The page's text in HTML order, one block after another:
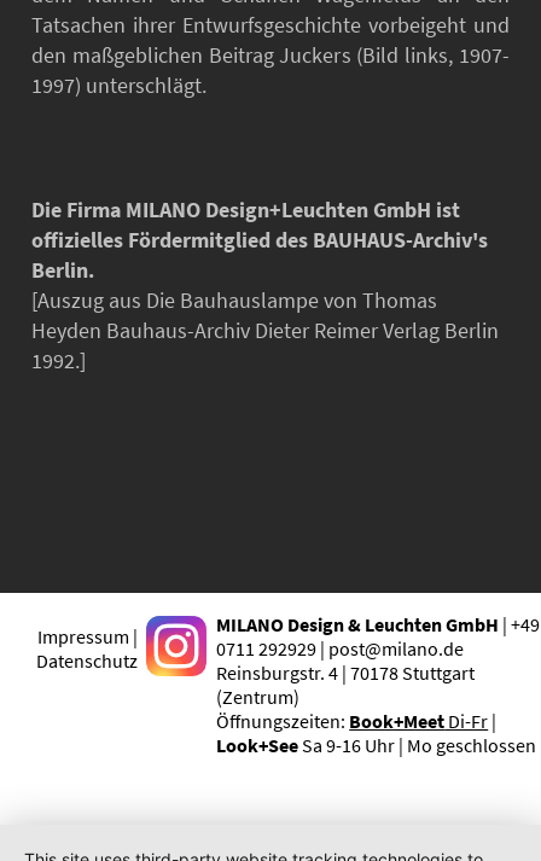
Tatsachen ihrer Entwurfsgeschichte vorbeigeht und
den maßgeblichen Beitrag Juckers (Bild links, 1907-
1997) unterschlägt.
Die Firma MILANO Design+Leuchten GmbH ist
offizielles Fördermitglied des BAUHAUS-Archiv's
Berlin.
[Auszug aus Die Bauhauslampe von Thomas
Heyden Bauhaus-Archiv Dieter Reimer Verlag Berlin
1992.]
Impressum |
Datenschutz
MILANO Design & Leuchten GmbH | +49
0711 292929 | post@milano.de
Reinsburgstr. 4 | 70178 Stuttgart
(Zentrum)
Öffnungszeiten: Book+Meet Di-Fr |
Look+SeeSa 9-16 Uhr | Mo geschlossen